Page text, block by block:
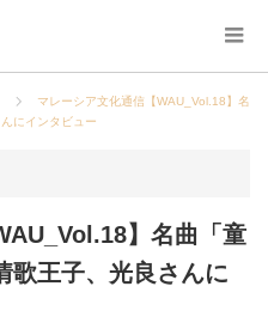
マレーシア文化通信【WAU_Vol.18】名
にインタビュー
】名曲「童
歌王子、光良さんに